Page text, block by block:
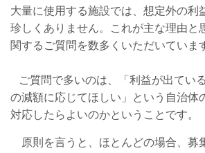
大量に使用する施設では、想定外の利
珍しくありません。これが主な理由と
関するご質問を数多くいただいていま
ご質問で多いのは、「利益が出てい
の減額に応じてほしい」という自治体
対応したらよいのかということです。
原則を言うと、ほとんどの場合、募